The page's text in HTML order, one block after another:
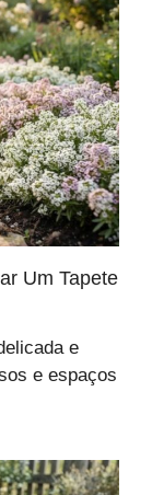
Um Tapete
e
e espaços